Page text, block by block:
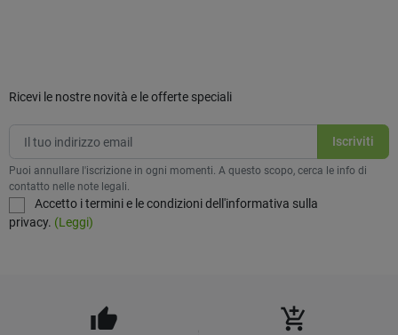
Ricevi le nostre novità e le offerte speciali
Puoi annullare l'iscrizione in ogni momenti. A questo scopo, cerca le info di
contatto nelle note legali.
Accetto i termini e le condizioni dell'informativa sulla
privacy. (Leggi)
thumb_up add_shopping_cart